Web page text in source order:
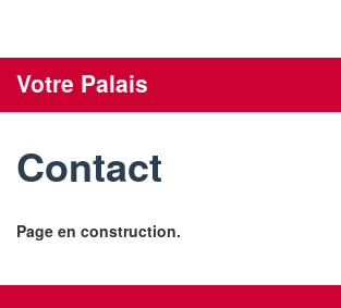
Votre Palais
Contact
Page en construction.